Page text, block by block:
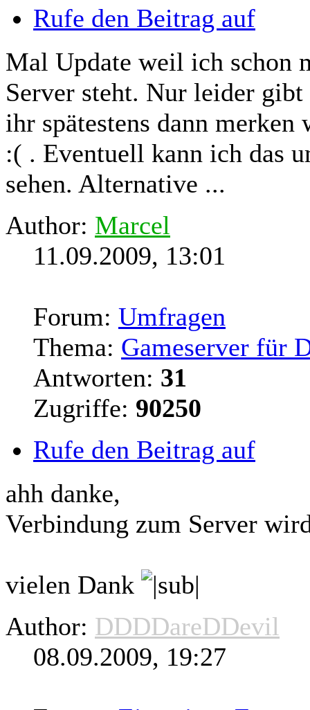
Rufe den Beitrag auf
Mal Update weil ich schon
Server steht. Nur leider gibt
ihr spätestens dann
:( . Eventuell kann ich das
sehen. Alternative ...
Author: Marcel
11.09.2009, 13:01
Forum: Umfragen
Thema: Gameserver für
Antworten: 31
Zugriffe: 90250
Rufe den Beitrag auf
ahh danke,
Verbindung zum Server
vielen Dank
Author: DDDDareDDevil
08.09.2009, 19:27